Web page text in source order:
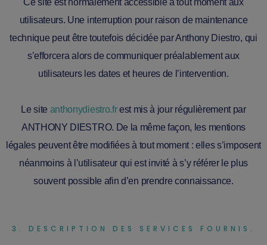
Ce site est normalement accessible à tout moment aux
utilisateurs. Une interruption pour raison de maintenance
technique peut être toutefois décidée par Anthony Diestro, qui
s’efforcera alors de communiquer préalablement aux
utilisateurs les dates et heures de l’intervention.
Le site anthonydiestro.frest mis à jour régulièrement par
ANTHONY DIESTRO. De la même façon, les mentions
légales peuvent être modifiées à tout moment : elles s’imposent
néanmoins à l’utilisateur qui est invité à s’y référer le plus
souvent possible afin d’en prendre connaissance.
3. DESCRIPTION DES SERVICES FOURNIS.